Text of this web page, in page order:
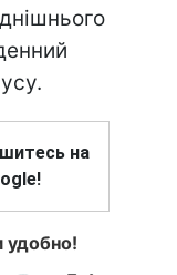
на
удобно!